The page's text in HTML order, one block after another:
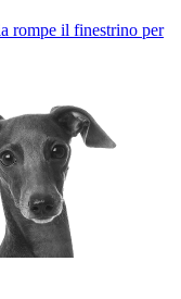
rompe il finestrino per